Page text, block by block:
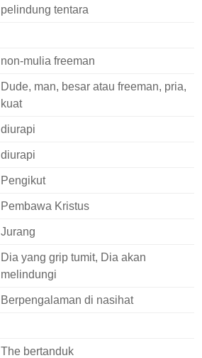
pelindung tentara
non-mulia freeman
Dude, man, besar atau freeman, pria,
kuat
diurapi
diurapi
Pengikut
Pembawa Kristus
Jurang
Dia yang grip tumit, Dia akan
melindungi
Berpengalaman di nasihat
The bertanduk